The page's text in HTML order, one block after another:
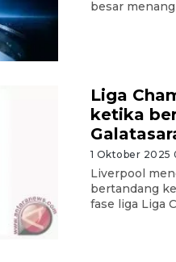
besar
Liga
ketika
1 Oktober 2025
Liverpool
bertandang
fase liga Liga